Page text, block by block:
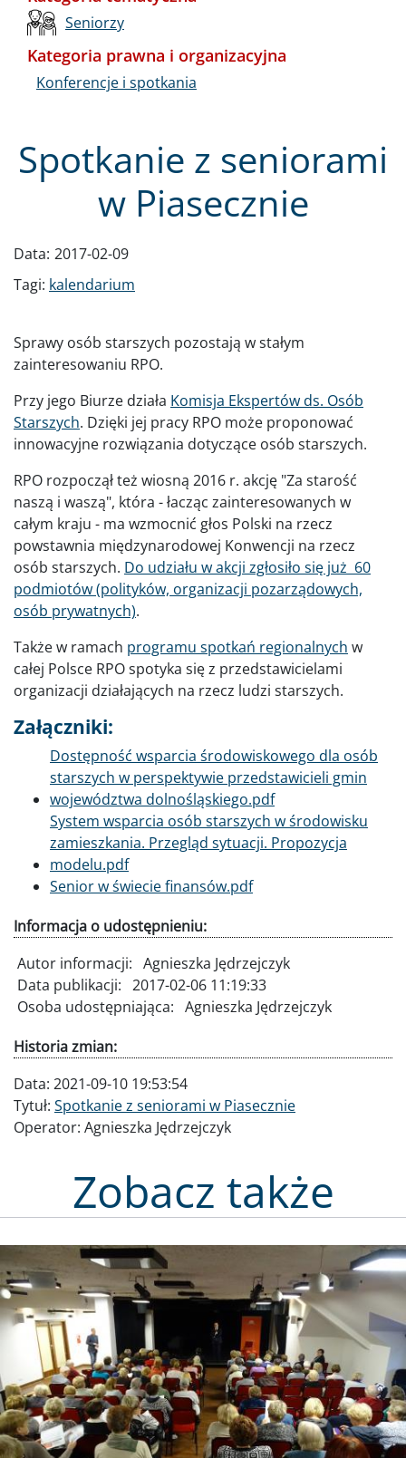
Spotkanie z seniorami
w Piasecznie
Data: 2017-02-09
Tagi: kalendarium
Sprawy osób starszych pozostają w stałym
zainteresowaniu RPO.
Przy jego Biurze działa Komisja Ekspertów ds. Osób
Starszych. Dzięki jej pracy RPO może proponować
innowacyjne rozwiązania dotyczące osób starszych.
RPO rozpoczął też wiosną 2016 r. akcję "Za starość
naszą i waszą", która - łacząc zainteresowanych w
całym kraju - ma wzmocnić głos Polski na rzecz
powstawnia międzynarodowej Konwencji na rzecz
osób starszych. Do udziału w akcji zgłosiło się już 60
podmiotów (polityków, organizacji pozarządowych,
osób prywatnych).
Także w ramach programu spotkań regionalnych w
całej Polsce RPO spotyka się z przedstawicielami
organizacji działających na rzecz ludzi starszych.
Załączniki:
Dokument
Dostępność wsparcia środowiskowego dla osób
starszych w perspektywie przedstawicieli gmin
województwa dolnośląskiego.pdf
Dokument
System wsparcia osób starszych w środowisku
zamieszkania. Przegląd sytuacji. Propozycja
modelu.pdf
Dokument
Senior w świecie finansów.pdf
Informacja o udostępnieniu:
Autor informacji: Agnieszka Jędrzejczyk
Data publikacji: 2017-02-06 11:19:33
Osoba udostępniająca: Agnieszka Jędrzejczyk
Historia zmian:
Data: 2021-09-10 19:53:54
Tytuł: Spotkanie z seniorami w Piasecznie
Operator: Agnieszka Jędrzejczyk
Seniorzy
Kategoria prawna i organizacyjna
Konferencje i spotkania
Zobacz także